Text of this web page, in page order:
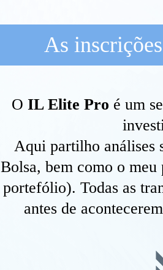
As
OIL Elite Pro é um
Aqui partilho análises
Bolsa, bem como o
portefólio). Todas as
antes de